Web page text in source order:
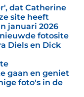
dat Catherine
site heeft
januari 2026
fotosite
Diels en Dick
gaan en geniet
foto's in de